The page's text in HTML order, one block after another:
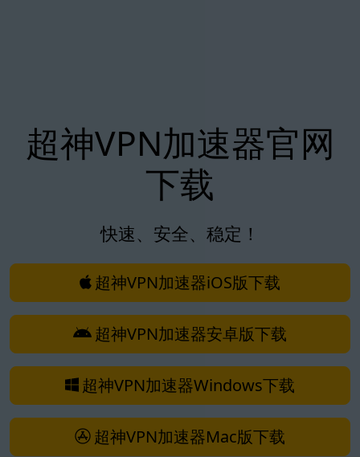
超神VPN加速器官网
下载
快速、安全、稳定！
超神VPN加速器iOS版下载
超神VPN加速器安卓版下载
超神VPN加速器Windows下载
超神VPN加速器Mac版下载